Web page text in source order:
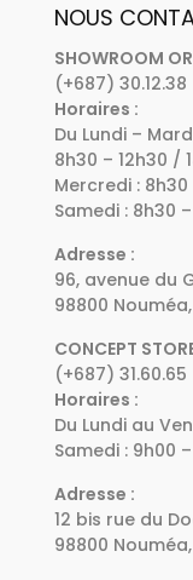
NOUS
SHOWROOM
(+687) 30.12.38
Horaires :
Du Lundi –
8h30 – 12h30 /
Mercredi : 8h30
Samedi : 8h30
Adresse :
96, avenue du
98800
CONCEPT
(+687) 31.60.65
Horaires :
Du Lundi au
Samedi : 9h00
Adresse :
12 bis rue du
98800